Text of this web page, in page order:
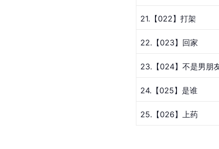
21.【022】打架
22.【023】回家
23.【024】不是男朋
24.【025】是谁
25.【026】上药